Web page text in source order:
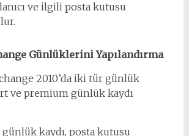
ve ilgili posta kutusu
Günlüklerini Yapılandırma
2010’da iki tür günlük
ve premium günlük kaydı
kaydı, posta kutusu